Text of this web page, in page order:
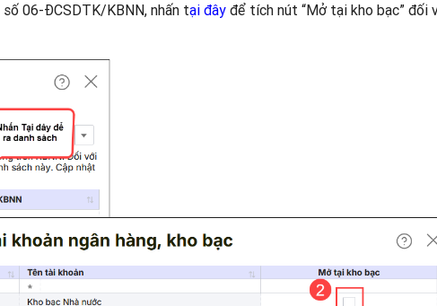
06-ĐCSDTK/KBNN, nhấn tại đây để tích nút “Mở tại kho bạc” đối